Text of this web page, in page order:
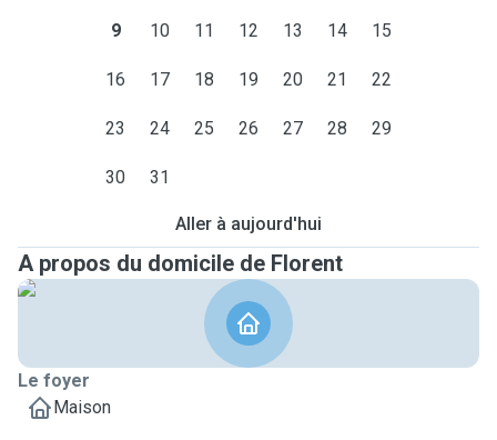
9 10 11 12 13 14 15
16 17 18 19 20 21 22
23 24 25 26 27 28 29
30 31
Aller à aujourd'hui
A propos du domicile de Florent
Le foyer
Maison